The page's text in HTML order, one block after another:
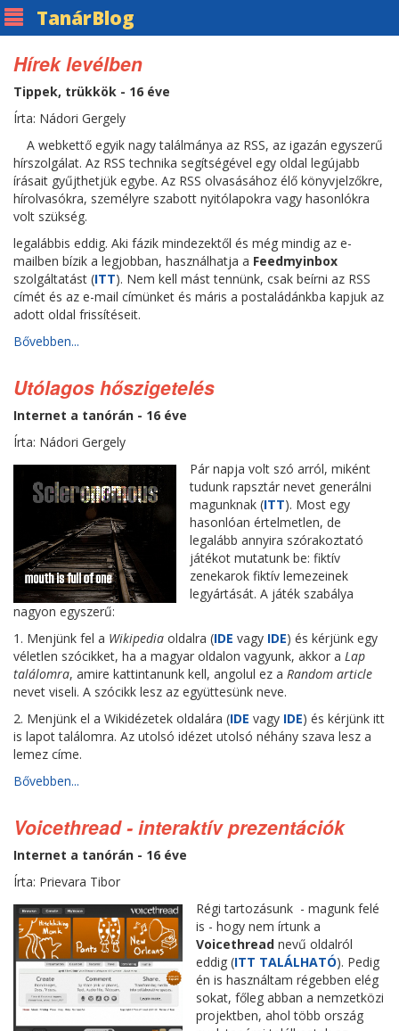
TanárBlog
Hírek levélben
Tippek, trükkök - 16 éve
Írta: Nádori Gergely
A webkettő egyik nagy találmánya az RSS, az igazán egyszerű
hírszolgálat. Az RSS technika segítségével egy oldal legújabb
írásait gyűjthetjük egybe. Az RSS olvasásához élő könyvjelzőkre,
hírolvasókra, személyre szabott nyitólapokra vagy hasonlókra
volt szükség.
legalábbis eddig. Aki fázik mindezektől és még mindig az e-
mailben bízik a legjobban, használhatja a Feedmyinbox
szolgáltatást (ITT). Nem kell mást tennünk, csak beírni az RSS
címét és az e-mail címünket és máris a postaládánkba kapjuk az
adott oldal frissítéseit.
Bővebben...
Utólagos hőszigetelés
Internet a tanórán - 16 éve
Írta: Nádori Gergely
Pár napja volt szó arról, miként
tudunk rapsztár nevet generálni
magunknak (ITT). Most egy
hasonlóan értelmetlen, de
legalább annyira szórakoztató
játékot mutatunk be: fiktív
zenekarok fiktív lemezeinek
legyártását. A játék szabálya
nagyon egyszerű:
1. Menjünk fel a Wikipedia oldalra (IDE vagy IDE) és kérjünk egy
véletlen szócikket, ha a magyar oldalon vagyunk, akkor a Lap
találomra, amire kattintanunk kell, angolul ez a Random article
nevet viseli. A szócikk lesz az együttesünk neve.
2. Menjünk el a Wikidézetek oldalára (IDE vagy IDE) és kérjünk itt
is lapot találomra. Az utolsó idézet utolsó néhány szava lesz a
lemez címe.
Bővebben...
Voicethread - interaktív prezentációk
Internet a tanórán - 16 éve
Írta: Prievara Tibor
Régi tartozásunk - magunk felé
is - hogy nem írtunk a
Voicethreadnevű oldalról
eddig (ITT TALÁLHATÓ). Pedig
én is használtam régebben elég
sokat, főleg abban a nemzetközi
projektben, ahol több ország